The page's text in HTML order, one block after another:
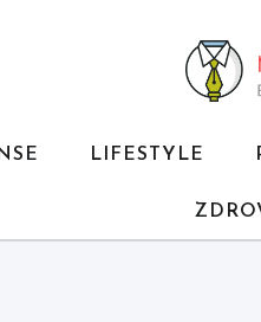
LIFESTYLE